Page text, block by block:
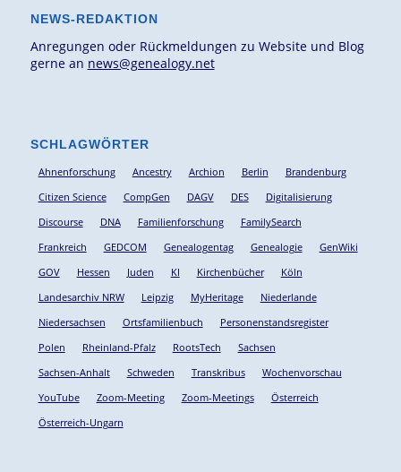
NEWS-REDAKTION
Anregungen oder Rückmeldungen zu Website und Blog
gerne an news@genealogy.net
SCHLAGWÖRTER
Ahnenforschung Ancestry Archion Berlin
Brandenburg
Citizen Science
CompGen DAGV DES
Digitalisierung
Discourse
DNA Familienforschung
FamilySearch
Frankreich
GEDCOM Genealogentag Genealogie
GenWiki
GOV
Hessen Juden KI Kirchenbücher
Köln
Landesarchiv NRW
Leipzig MyHeritage
Niederlande
Niedersachsen
Ortsfamilienbuch
Personenstandsregister
Polen
Rheinland-Pfalz RootsTech
Sachsen
Sachsen-Anhalt
Schweden Transkribus
Wochenvorschau
YouTube
Zoom-Meeting Zoom-Meetings
Österreich
Österreich-Ungarn